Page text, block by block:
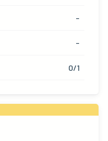
-
-
0/1